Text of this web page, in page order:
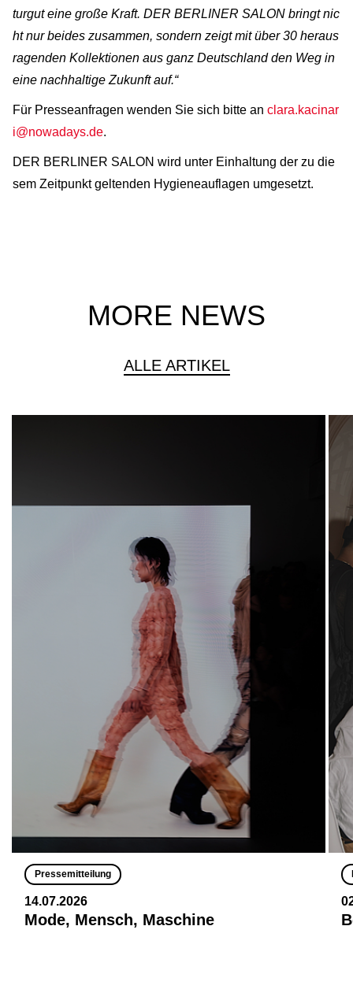
turgut eine große Kraft. DER BERLINER SALON bringt nic
ht nur beides zusammen, sondern zeigt mit über 30 heraus
ragenden Kollektionen aus ganz Deutschland den Weg in
eine nachhaltige Zukunft auf.“
Für Presseanfragen wenden Sie sich bitte an clara.kacinar
i@nowadays.de.
DER BERLINER SALON wird unter Einhaltung der zu die
sem Zeitpunkt geltenden Hygieneauflagen umgesetzt.
MORE NEWS
ALLE ARTIKEL
Pressemitteilung
14.07.2026
Mode, Mensch, Maschine